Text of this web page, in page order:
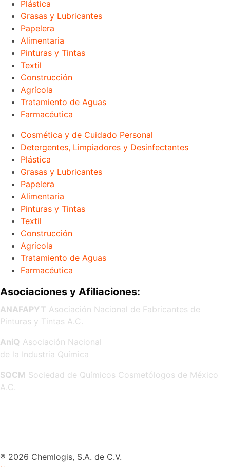
Plástica
Grasas y Lubricantes
Papelera
Alimentaria
Pinturas y Tintas
Textil
Construcción
Agrícola
Tratamiento de Aguas
Farmacéutica
Cosmética y de Cuidado Personal
Detergentes, Limpiadores y Desinfectantes
Plástica
Grasas y Lubricantes
Papelera
Alimentaria
Pinturas y Tintas
Textil
Construcción
Agrícola
Tratamiento de Aguas
Farmacéutica
Asociaciones y Afiliaciones:
ANAFAPYT Asociación Nacional de Fabricantes de
Pinturas y Tintas A.C.
AniQ Asociación Nacional
de la Industria Química
SQCM Sociedad de Químicos Cosmetólogos de México
A.C.
® 2026 Chemlogis, S.A. de C.V.